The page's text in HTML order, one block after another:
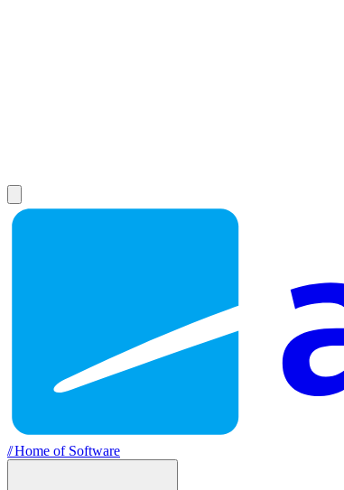
//Home of Software